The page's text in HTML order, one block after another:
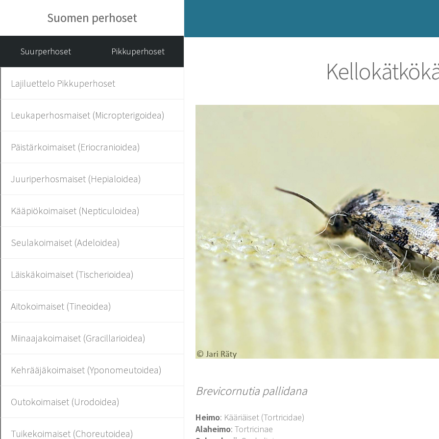
Suomen perhoset
Suurperhoset Pikkuperhoset
Lajiluettelo Pikkuperhoset
Leukaperhosmaiset (Micropterigoidea)
Päistärkoimaiset (Eriocranioidea)
Juuriperhosmaiset (Hepialoidea)
Kääpiökoimaiset (Nepticuloidea)
Seulakoimaiset (Adeloidea)
Läiskäkoimaiset (Tischerioidea)
Aitokoimaiset (Tineoidea)
Miinaajakoimaiset (Gracillarioidea)
Kehrääjäkoimaiset (Yponomeutoidea)
Outokoimaiset (Urodoidea)
Tuikekoimaiset (Choreutoidea)
Brevicornutia pallidana
Heimo: Kääriäiset (Tortricidae)
Alaheimo: Tortricinae